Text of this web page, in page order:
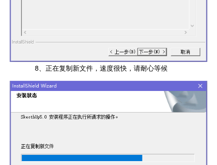
8、正在复制新文件，速度很快，请耐心等候